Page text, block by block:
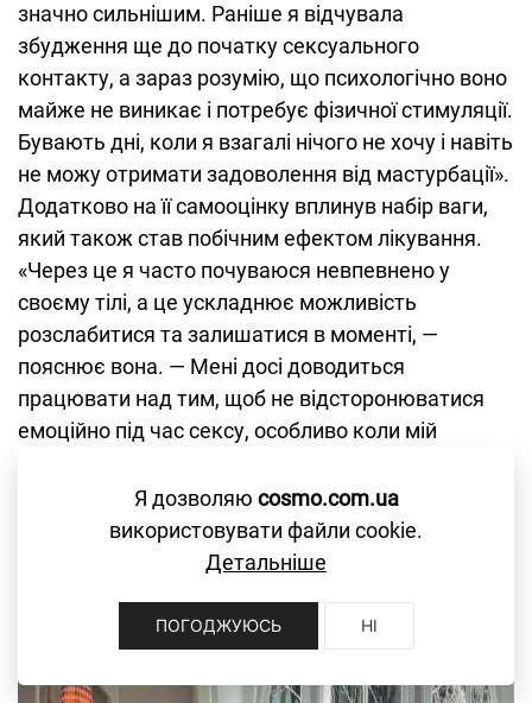
значно сильнішим. Раніше я відчувала
збудження ще до початку сексуального
контакту, а зараз розумію, що психологічно воно
майже не виникає і потребує фізичної стимуляції.
Бувають дні, коли я взагалі нічого не хочу і навіть
не можу отримати задоволення від мастурбації».
Додатково на її самооцінку вплинув набір ваги,
який також став побічним ефектом лікування.
«Через це я часто почуваюся невпевнено у
своєму тілі, а це ускладнює можливість
розслабитися та залишатися в моменті, —
пояснює вона. — Мені досі доводиться
працювати над тим, щоб не відсторонюватися
емоційно під час сексу, особливо коли мій
Я дозволяю cosmo.com.ua
використовувати файли cookie.
Детальніше
ПОГОДЖУЮСЬ НІ